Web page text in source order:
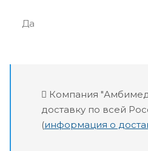
Да
Компания
доставку по всей
(информация о